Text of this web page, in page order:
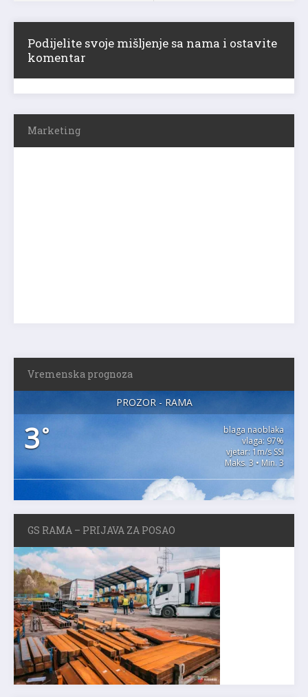
Podijelite svoje mišljenje sa nama i ostavite
komentar
Marketing
Vremenska prognoza
PROZOR - RAMA
3°
blaga naoblaka
vlaga: 97%
vjetar: 1m/s SSI
Maks. 3 • Min. 3
GS RAMA – PRIJAVA ZA POSAO